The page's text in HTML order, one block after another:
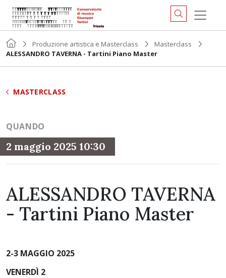
Produzione artistica e Masterclass
Masterclass
ALESSANDRO TAVERNA - Tartini Piano Master
MASTERCLASS
QUANDO
2 maggio 2025 10:30
ALESSANDRO TAVERNA
- Tartini Piano Master
2-3 MAGGIO 2025
VENERDÌ 2